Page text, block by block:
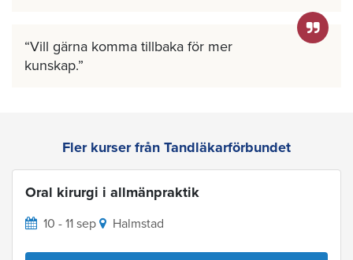
Vill gärna komma tillbaka för mer
kunskap.
Fler kurser från Tandläkarförbundet
Oral kirurgi i allmänpraktik
10 - 11 sep Halmstad